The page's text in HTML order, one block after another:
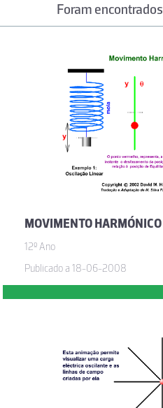
Foram encontrados
MOVIMENTO HARMÓNICO
12º Ano
Publicado a 18-06-2008